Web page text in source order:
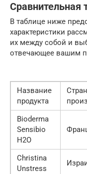
Сравнительная
В таблице ниже
характеристики
их между собой и
отвечающее вашим
Название
продукта
Bioderma
Sensibio
H2O
Christina
Unstress